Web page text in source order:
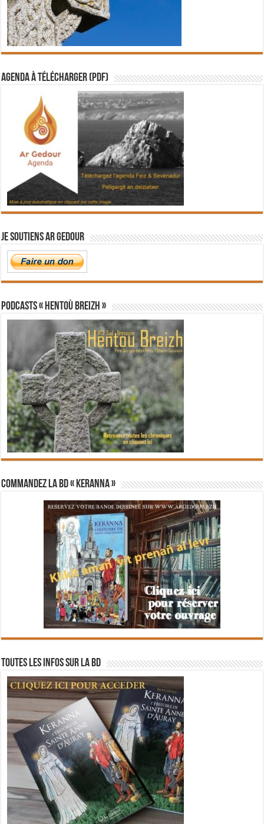
Agenda à télécharger (PDF)
Je soutiens Ar Gedour
PODCASTS « Hentoù Breizh »
Commandez la BD « Keranna »
Toutes les infos sur la BD